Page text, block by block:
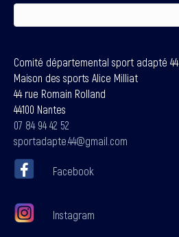
Comité départemental sport adapté 44
Maison des sports Alice Milliat
44 rue Romain Rolland
44100 Nantes
07 84 94 42 52
sportadapte.44@gmail.com
Facebook
Instagram